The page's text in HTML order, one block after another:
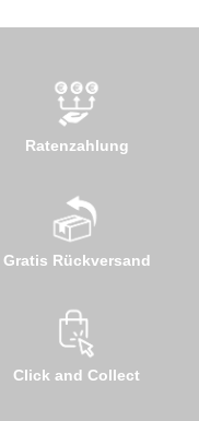
Ratenzahlung
Gratis Rückversand
Click and Collect